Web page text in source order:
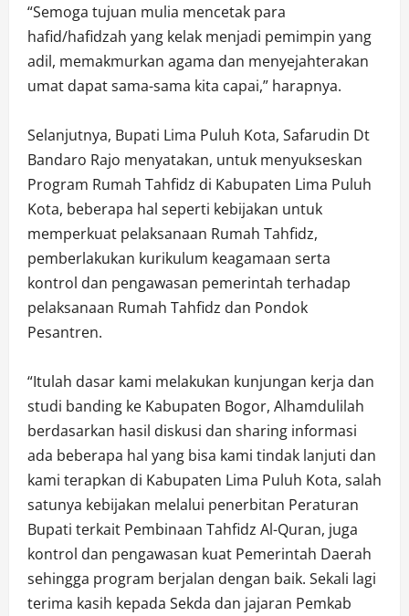
“Semoga tujuan mulia mencetak para
hafid/hafidzah yang kelak menjadi pemimpin yang
adil, memakmurkan agama dan menyejahterakan
umat dapat sama-sama kita capai,” harapnya.
Selanjutnya, Bupati Lima Puluh Kota, Safarudin Dt
Bandaro Rajo menyatakan, untuk menyukseskan
Program Rumah Tahfidz di Kabupaten Lima Puluh
Kota, beberapa hal seperti kebijakan untuk
memperkuat pelaksanaan Rumah Tahfidz,
pemberlakukan kurikulum keagamaan serta
kontrol dan pengawasan pemerintah terhadap
pelaksanaan Rumah Tahfidz dan Pondok
Pesantren.
“Itulah dasar kami melakukan kunjungan kerja dan
studi banding ke Kabupaten Bogor, Alhamdulilah
berdasarkan hasil diskusi dan sharing informasi
ada beberapa hal yang bisa kami tindak lanjuti dan
kami terapkan di Kabupaten Lima Puluh Kota, salah
satunya kebijakan melalui penerbitan Peraturan
Bupati terkait Pembinaan Tahfidz Al-Quran, juga
kontrol dan pengawasan kuat Pemerintah Daerah
sehingga program berjalan dengan baik. Sekali lagi
terima kasih kepada Sekda dan jajaran Pemkab